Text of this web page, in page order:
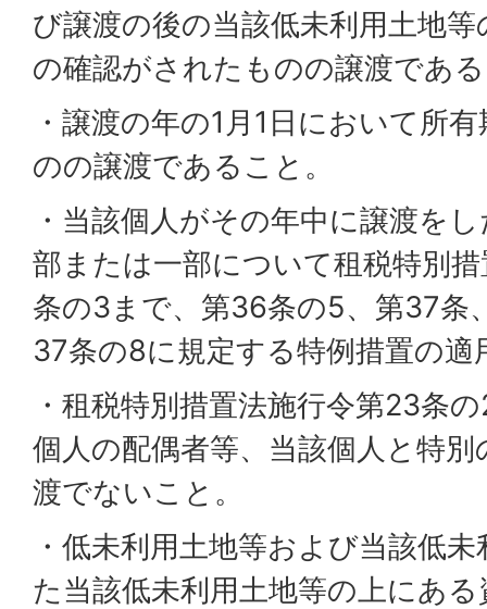
び譲渡の後の当該低未利用土地
の確認がされたものの譲渡であ
・譲渡の年の1月1日において所
のの譲渡であること。
・当該個人がその年中に譲渡を
部または一部について租税特別
条の3まで、第36条の5、第37条
37条の8に規定する特例措置の
・租税特別措置法施行令第23条
個人の配偶者等、当該個人と特
渡でないこと。
・低未利用土地等および当該低
た当該低未利用土地等の上にあ